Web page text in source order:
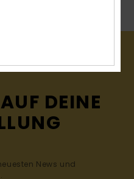
DEINE
News und